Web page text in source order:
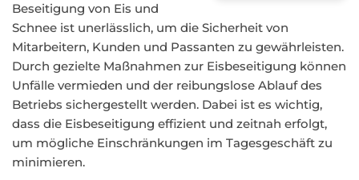
Beseitigung von Eis und
Schnee ist unerlässlich, um die Sicherheit von
Mitarbeitern, Kunden und Passanten zu gewährleisten.
Durch gezielte Maßnahmen zur Eisbeseitigung können
Unfälle vermieden und der reibungslose Ablauf des
Betriebs sichergestellt werden. Dabei ist es wichtig,
dass die Eisbeseitigung effizient und zeitnah erfolgt,
um mögliche Einschränkungen im Tagesgeschäft zu
minimieren.